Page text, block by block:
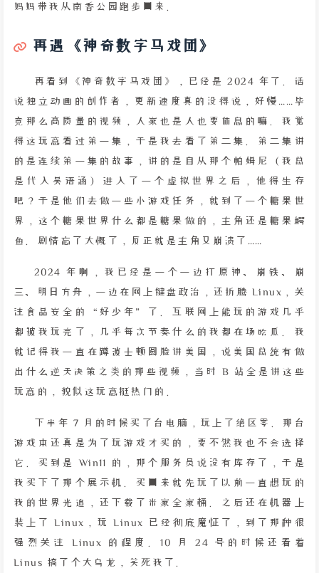
妈妈带我从南香公园跑步回来。
再遇《神奇数字马戏团》
再看到《神奇数字马戏团》，已经是 2024 年了。话
说独立动画的创作者，更新速度真的没得说，好慢……毕
竟那么高质量的视频，人家也是人也要休息的嘛。我觉
得这玩意看过第一集，于是我去看了第二集。第二集讲
的是连续第一集的故事，讲的是自从那个帕姆尼（我总
是代入吴语涵）进入了一个虚拟世界之后，他得生存
吧？于是他们去做一些小游戏任务，就到了一个糖果世
界，这个糖果世界什么都是糖果做的，主角还是糖果鳄
鱼。剧情忘了大概了，反正就是主角又崩溃了……
2024 年啊，我已经是一个一边打原神、崩铁、崩
三、明日方舟，一边在网上键盘政治，还折腾 Linux，关
注食品安全的“好少年”了。互联网上能玩的游戏几乎
都被我玩完了，几乎每次节奏什么的我都在场吃瓜。我
就记得我一直在蹲波士顿圆脸讲美国，说美国总统有做
出什么逆天决策之类的那些视频，当时 B 站全是讲这些
玩意的，貌似这玩意挺热门的。
下半年 7 月的时候买了台电脑，玩上了绝区零。那台
游戏本还真是为了玩游戏才买的，要不然我也不会选择
它。买到是 Win11 的，那个服务员说没有库存了，于是
我买下了那个展示机。买回来就先玩了以前一直想玩的
我的世界光追，还下载了米家全家桶。之后还在机器上
装上了 Linux，玩 Linux 已经彻底魔怔了，到了那种很
强烈关注 Linux 的程度。10 月 24 号的时候还看着
Linus 搞了个大乌龙，笑死我了。